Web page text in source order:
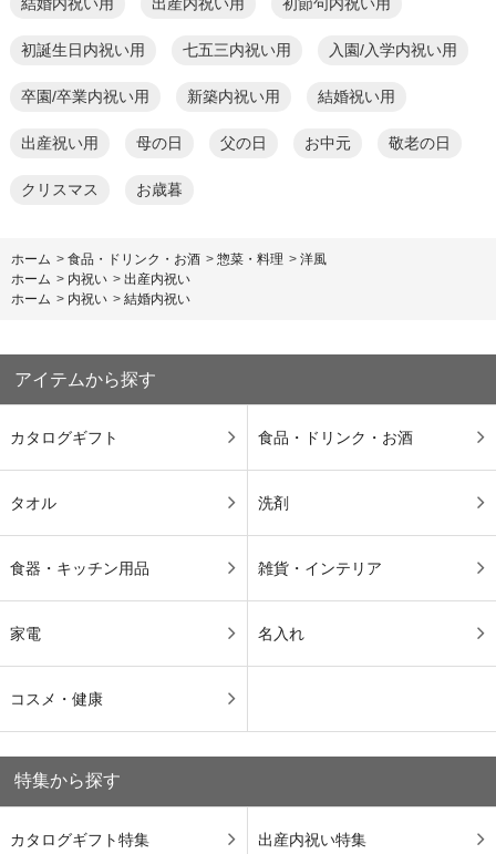
結婚内祝い用 出産内祝い用 初節句内祝い用
初誕生日内祝い用 七五三内祝い用 入園/入学内祝い用
卒園/卒業内祝い用 新築内祝い用 結婚祝い用
出産祝い用 母の日 父の日 お中元 敬老の日
クリスマス お歳暮
ホーム > 食品・ドリンク・お酒 > 惣菜・料理 > 洋風
ホーム > 内祝い > 出産内祝い
ホーム > 内祝い > 結婚内祝い
アイテムから探す
カタログギフト 食品・ドリンク・お酒
タオル 洗剤
食器・キッチン用品 雑貨・インテリア
家電 名入れ
コスメ・健康
特集から探す
カタログギフト特集 出産内祝い特集